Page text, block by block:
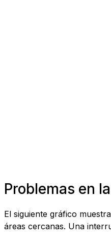
Problemas en
El siguiente gráfico
áreas cercanas. Una